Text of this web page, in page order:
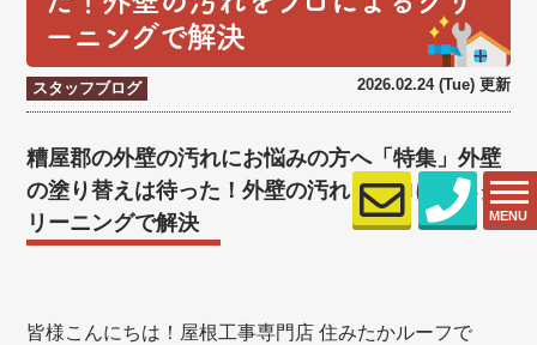
MENU
ーニングで解決
スタッフブログ 2026.02.24 (Tue) 更新
糟屋郡の外壁の汚れにお悩みの方へ「特集」外壁
の塗り替えは待った！外壁の汚れをプロによるク
リーニングで解決
皆様こんにちは！屋根工事専門店 住みたかルーフで